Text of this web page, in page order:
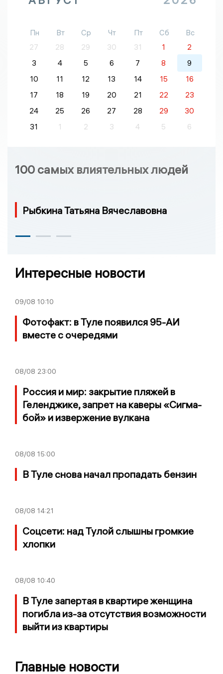
Пн Вт Ср Чт Пт Сб
Вс
27
28 29 30 31 1
2
3
4 5 6 7 8
9
10
11 12 13 14 15
16
17
18 19 20 21 22
23
24
25 26 27 28 29
30
31
1 2 3 4 5 6
100 самых влиятельных людей
Рыбкина Татьяна Вячеславовна
Интересные новости
09/08 10:10
Фотофакт: в Туле появился 95-АИ
вместе с очередями
08/08 23:00
Россия и мир: закрытие пляжей в
Геленджике, запрет на каверы «Сигма-
бой» и извержение вулкана
08/08 15:00
В Туле снова начал пропадать бензин
08/08 14:21
Соцсети: над Тулой слышны громкие
хлопки
08/08 10:40
В Туле запертая в квартире женщина
погибла из-за отсутствия возможности
выйти из квартиры
Главные новости